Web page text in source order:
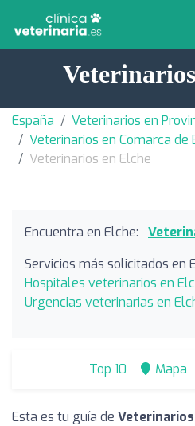
España
Veterinarios en
Veterinarios en Comarca de
Veterinarios en Elche
Encuentra en Elche:
Servicios más solicitados en
Hospitales veterinarios en
Urgencias veterinarias en
Top 10 Mapa
Esta es tu guía de